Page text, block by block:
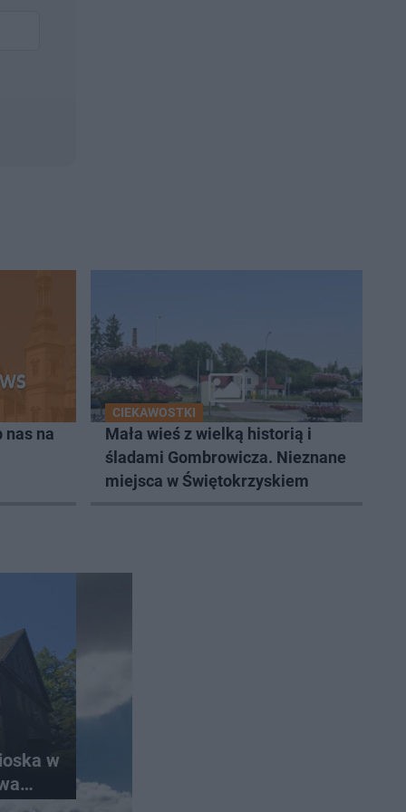
nas na
CIEKAWOSTKI
Mała wieś z wielką historią i
śladami Gombrowicza. Nieznane
miejsca w Świętokrzyskiem
w
król